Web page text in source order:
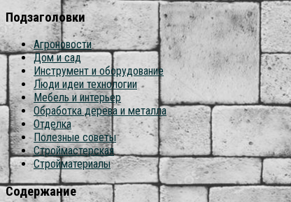
Подзаголовки
Агроновости
Дом и сад
Инструмент и оборудование
Люди идеи технологии
Мебель и интерьер
Обработка дерева и металла
Отделка
Полезные советы
Строймастерская
Стройматериалы
Содержание